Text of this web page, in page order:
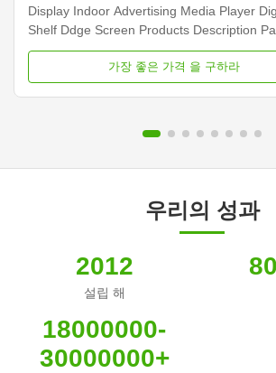
Display Indoor Advertising Media Player
Shelf Ddge Screen Products Description
type 23.1 inch LCD screen Installation Wall
Display dimension 585.6mm *48.19mm
Color 16.7M Backlight LED backlight
가장 좋은 가격 을 구하라
우리의 성과
2012
설립 해
18000000-
30000000+